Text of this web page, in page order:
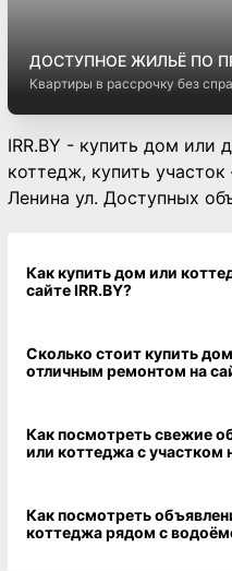
ДОСТУПНОЕ ЖИЛЬЁ ПО
Квартиры в рассрочку без
IRR.BY - купить дом или
коттедж, купить
Ленина ул. Доступных
Как купить дом или коттедж с
сайте IRR.BY?
Сколько стоит купить
отличным
Как посмотреть свежие
Как посмотреть